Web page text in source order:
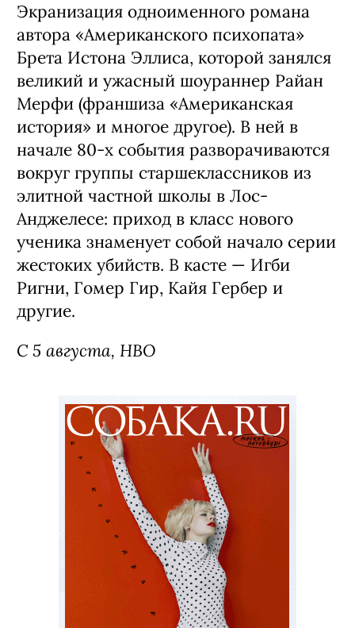
Экранизация одноименного романа
автора «Американского психопата»
Брета Истона Эллиса, которой занялся
великий и ужасный шоураннер Райан
Мерфи (франшиза «Американская
история» и многое другое). В ней в
начале 80-х события разворачиваются
вокруг группы старшеклассников из
элитной частной школы в Лос-
Анджелесе: приход в класс нового
ученика знаменует собой начало серии
жестоких убийств. В касте — Игби
Ригни, Гомер Гир, Кайя Гербер и
другие.
С 5 августа, HBO